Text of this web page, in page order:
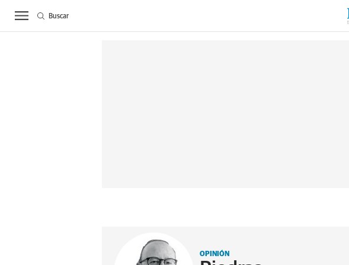
ACTUALIDAD BIERZO SUCESOS
Buscar
OPINIÓN